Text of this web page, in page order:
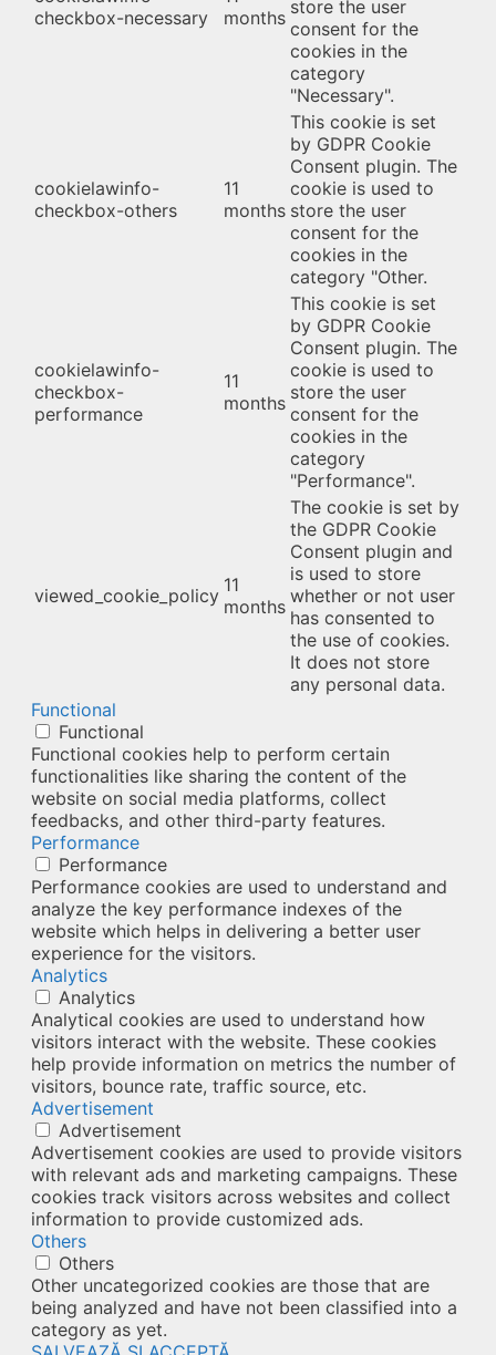
checkbox-necessary
months store the user
consent for the
cookies in the
category
"Necessary".
cookielawinfo-
checkbox-others
11
months
This cookie is set
by GDPR Cookie
Consent plugin. The
cookie is used to
store the user
consent for the
cookies in the
category "Other.
cookielawinfo-
checkbox-
performance
11
months
This cookie is set
by GDPR Cookie
Consent plugin. The
cookie is used to
store the user
consent for the
cookies in the
category
"Performance".
viewed_cookie_policy 11
months
The cookie is set by
the GDPR Cookie
Consent plugin and
is used to store
whether or not user
has consented to
the use of cookies.
It does not store
any personal data.
Functional
Functional
Functional cookies help to perform certain
functionalities like sharing the content of the
website on social media platforms, collect
feedbacks, and other third-party features.
Performance
Performance
Performance cookies are used to understand and
analyze the key performance indexes of the
website which helps in delivering a better user
experience for the visitors.
Analytics
Analytics
Analytical cookies are used to understand how
visitors interact with the website. These cookies
help provide information on metrics the number of
visitors, bounce rate, traffic source, etc.
Advertisement
Advertisement
Advertisement cookies are used to provide visitors
with relevant ads and marketing campaigns. These
cookies track visitors across websites and collect
information to provide customized ads.
Others
Others
Other uncategorized cookies are those that are
being analyzed and have not been classified into a
category as yet.